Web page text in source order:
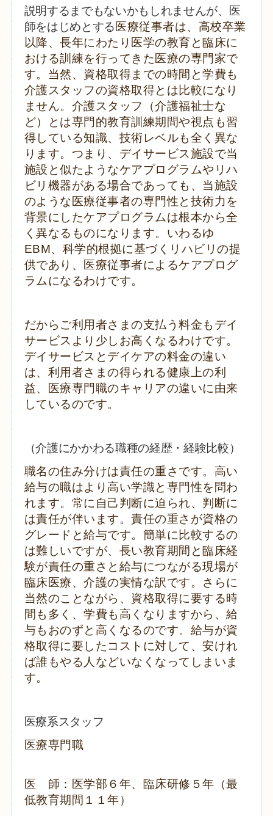
説明するまでもないかもしれませんが、医
師をはじめとする 医療従事者は、高校卒業
以降、長年にわたり医学の教育と臨床に
おける訓練を行ってきた医療の専門家で
す。当然、資格取得までの時間と学費も
介護スタッフの資格取得とは比較になり
ません。介護スタッフ（介護福祉士な
ど）とは専門的教育訓練期間や視点も習
得している知識、技術レベルも全く異な
ります。つまり、デイサービス施設で当
施設と似たようなケアプログラムやリハ
ビリ機器がある場合であっても、当施設
のような医療従事者の専門性と技術力を
背景にしたケアプログラムは根本から全
く異なるものになります。いわるゆ
EBM、科学的根拠に基づくリハビリの提
供であり、医療従事者によるケアプログ
ラムになるわけです。
だからご利用者さまの支払う料金もデイ
サービスより少しお高くなるわけです。
デイサービスとデイケアの料金の違い
は、利用者さまの得られる健康上の利
益、医療専門職のキャリアの違いに由来
しているのです。
（介護にかかわる職種の経歴・経験比較）
職名の住み分けは責任の重さです。高い
給与の職はより高い学識と専門性を問わ
れます。常に自己判断に迫られ、判断に
は責任が伴います。責任の重さが資格の
グレードと給与です。簡単に比較するの
は難しいですが、長い教育期間と臨床経
験が責任の重さと給与につながる現場が
臨床医療、介護の実情な訳です。さらに
当然のことながら、資格取得に要する時
間も多く、学費も高くなりますから、給
与もおのずと高くなるのです。給与が資
格取得に要したコストに対して、安けれ
ば誰もやる人などいなくなってしまいま
す。
医療系スタッフ
医療専門職
医 師：医学部６年、臨床研修５年（最
低教育期間１１年）